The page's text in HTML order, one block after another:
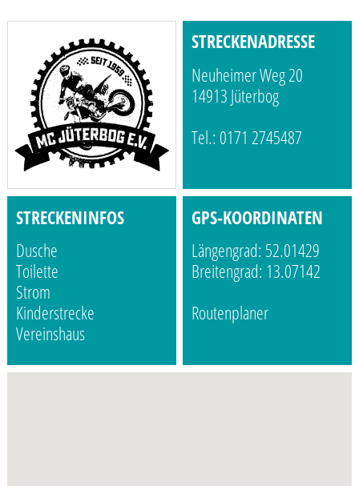
STRECKENADRESSE
Neuheimer Weg 20
14913 Jüterbog
Tel.: 0171 2745487
STRECKENINFOS
Dusche
Toilette
Strom
Kinderstrecke
Vereinshaus
GPS-KOORDINATEN
Längengrad: 52.01429
Breitengrad: 13.07142
Routenplaner